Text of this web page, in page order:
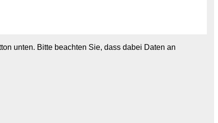
unten. Bitte beachten Sie, dass dabei Daten an